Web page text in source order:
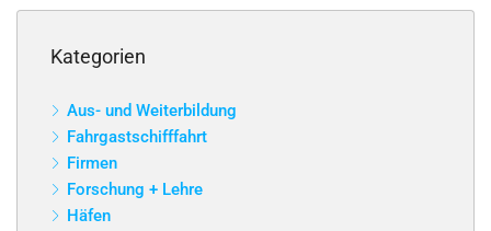
Kategorien
Aus- und Weiterbildung
Fahrgastschifffahrt
Firmen
Forschung + Lehre
Häfen